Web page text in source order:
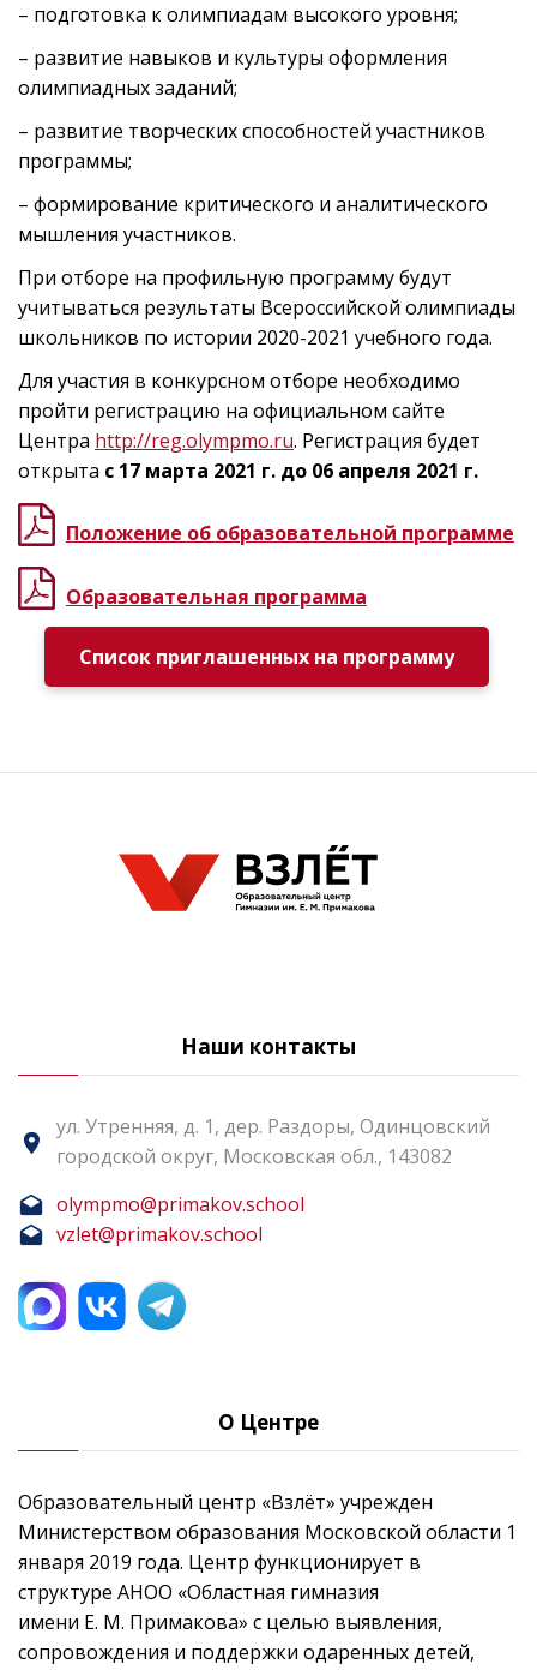
– подготовка к олимпиадам высокого уровня;
– развитие навыков и культуры оформления
олимпиадных заданий;
– развитие творческих способностей участников
программы;
– формирование критического и аналитического
мышления участников.
При отборе на профильную программу будут
учитываться результаты Всероссийской олимпиады
школьников по истории 2020-2021 учебного года.
Для участия в конкурсном отборе необходимо
пройти регистрацию на официальном сайте
Центра http://reg.olympmo.ru. Регистрация будет
открыта с 17 марта 2021 г. до 06 апреля 2021 г.
Положение об образовательной программе
Образовательная программа
Список приглашенных на программу
Наши контакты
ул. Утренняя, д. 1, дер. Раздоры, Одинцовский
городской округ, Московская обл., 143082
olympmo@primakov.school
vzlet@primakov.school
О Центре
Образовательный центр «Взлёт» учрежден
Министерством образования Московской области 1
января 2019 года. Центр функционирует в
структуре АНОО «Областная гимназия
имени Е. М. Примакова» с целью выявления,
сопровождения и поддержки одаренных детей,